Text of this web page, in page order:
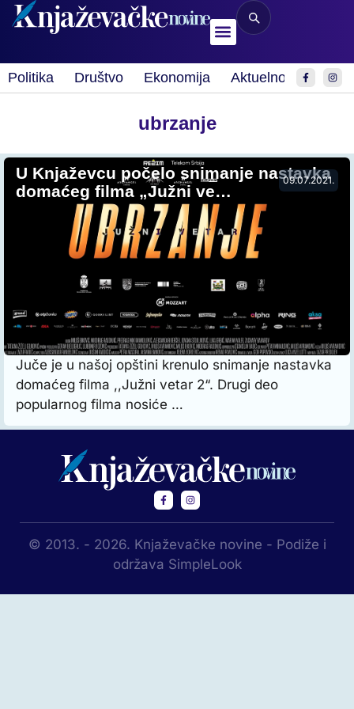
Politika Društvo Ekonomija Aktuelnosti Sport
ubrzanje
09.07.2021.
U Knjaževcu počelo snimanje nastavka
domaćeg filma „Južni ve…
Juče je u našoj opštini krenulo snimanje nastavka
domaćeg filma ,,Južni vetar 2“. Drugi deo
popularnog filma nosiće …
© 2013. - 2026. Knjaževačke novine - Podiže i
održava SimpleLook